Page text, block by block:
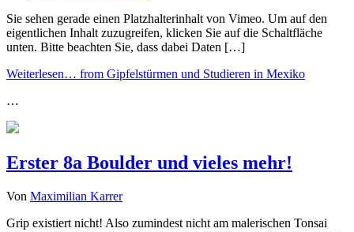
Sie sehen gerade einen Platzhalterinhalt von Vimeo. Um auf den
eigentlichen Inhalt zuzugreifen, klicken Sie auf die Schaltfläche
unten. Bitte beachten Sie, dass dabei Daten […]
Weiterlesen… from Gipfelstürmen und Studieren in Mexiko
…
Erster 8a Boulder und vieles mehr!
Von Maximilian Karrer
Grip existiert nicht! Also zumindest nicht am malerischen Tonsai